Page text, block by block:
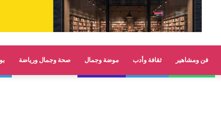
فن ومشاهير ثقافة وأدب موضة وجمال صحة وجمال ورياضة